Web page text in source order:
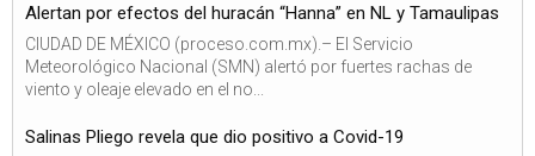
Alertan por efectos del huracán “Hanna” en NL y Tamaulipas
CIUDAD DE MÉXICO (proceso.com.mx).– El Servicio
Meteorológico Nacional (SMN) alertó por fuertes rachas de
viento y oleaje elevado en el no...
Salinas Pliego revela que dio positivo a Covid-19